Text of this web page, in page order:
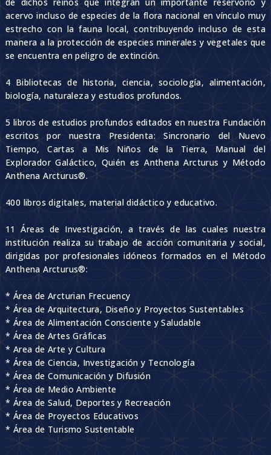
acervo incluso de especies de la flora nacional en vínculo muy
estrecho con la fauna local, contribuyendo incluso de esta
manera a la protección de especies minerales y vegetales que
se encuentra en peligro de extinción.
4 Bibliotecas de historia, ciencia, sociología, alimentación,
biología, naturaleza y estudios profundos.
5 libros de estudios profundos editados en nuestra Fundación
escritos por nuestra Presidenta: Sincronario del Nuevo
Tiempo, Cartas a Mis Niños de la Tierra, Manual del
Explorador Galáctico, Quién es Anthena Arcturus y Método
Anthena Arcturus®.
400 libros digitales, material didáctico y educativo.
11 Áreas de Investigación, a través de las cuales nuestra
institución realiza su trabajo de acción comunitaria y social,
dirigidas por profesionales idóneos formados en el Método
Anthena Arcturus®:
* Área de Arcturian Frecuency
* Área de Arquitectura, Diseño y Proyectos Sustentables
* Área de Alimentación Consciente y Saludable
* Área de Artes Gráficas
* Area de Arte y Cultura
* Área de Ciencia, Investigación y Tecnología
* Área de Comunicación y Difusión
* Área de Medio Ambiente
* Área de Salud, Deportes y Recreación
* Área de Proyectos Educativos
* Área de Turismo Sustentable